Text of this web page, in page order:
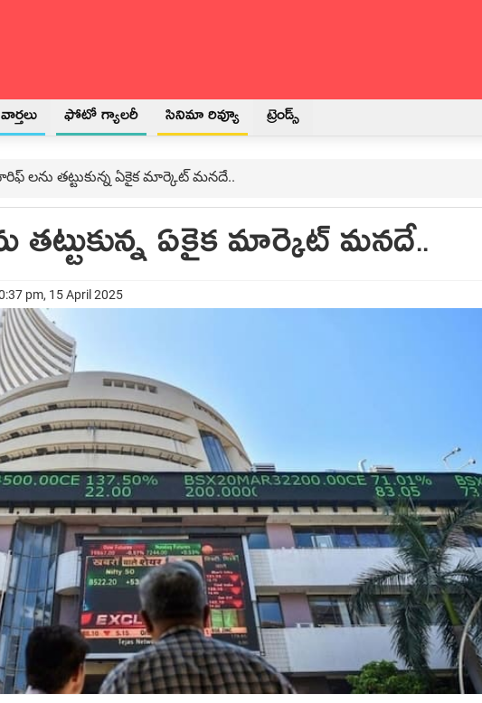
ఫోటో గ్యాలరీ సినిమా రివ్యూ ట్రెండ్స్
లను తట్టుకున్న ఏకైక మార్కెట్ మనదే..
తట్టుకున్న ఏకైక మార్కెట్ మనదే..
pm, 15 April 2025